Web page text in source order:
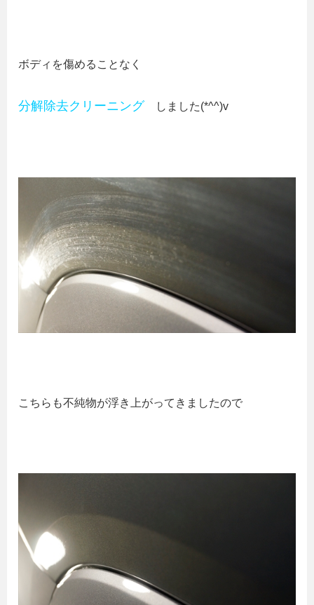
ボディを傷めることなく
分解除去クリーニング しました(*^^)v
こちらも不純物が浮き上がってきましたので